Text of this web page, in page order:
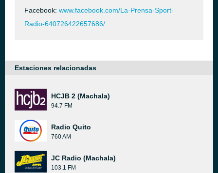
Facebook: www.facebook.com/La-Prensa-Sport-
Radio-640726422657686/
Estaciones relacionadas
HCJB 2 (Machala)
94.7 FM
Radio Quito
760 AM
JC Radio (Machala)
103.1 FM